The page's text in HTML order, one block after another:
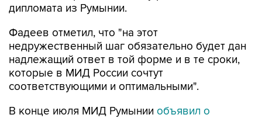
дипломата из Румынии.
Фадеев отметил, что "на этот
недружественный шаг обязательно будет дан
надлежащий ответ в той форме и в те сроки,
которые в МИД России сочтут
соответствующими и оптимальными".
В конце июля МИД Румынии объявил о